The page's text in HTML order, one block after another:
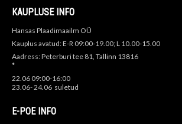
KAUPLUSE INFO
Hansas Plaadimaailm OÜ
Kauplus avatud: E-R 09:00-19.00; L 10.00-15.00
Aadress: Peterburi tee 81, Tallinn 13816
*
22.06 09:00-16:00
23.06- 24.06 suletud
E-POE INFO